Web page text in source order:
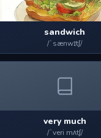
sandwich
/ˈsænwɪtʃ/
very much
/ˈveri mʌtʃ/